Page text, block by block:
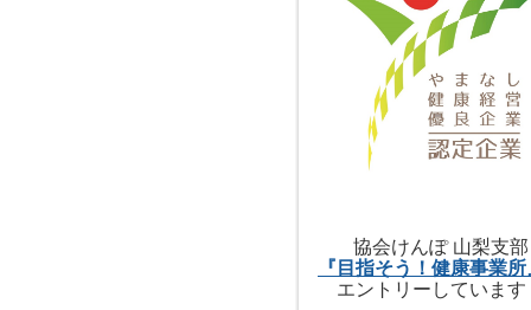
協会けんぽ 山梨支部
『目指そう！健康事業所
エントリーしています